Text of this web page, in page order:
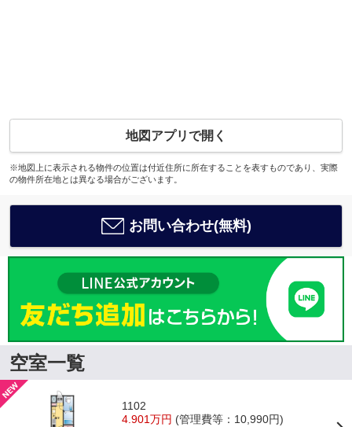
地図アプリで開く
※地図上に表示される物件の位置は付近住所に所在することを表すものであり、実際
の物件所在地とは異なる場合がございます。
お問い合わせ(無料)
空室一覧
1102
4.901万円 (管理費等：10,990円)